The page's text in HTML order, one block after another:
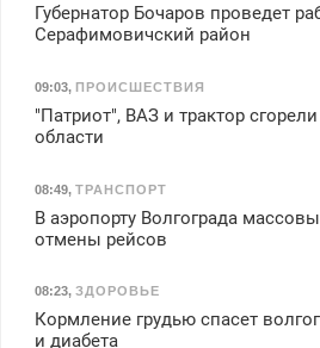
Губернатор Бочаров проведет
Серафимовичский район
09:03, ПРОИСШЕСТВИЯ
"Патриот", ВАЗ и трактор
области
08:49, ТРАНСПОРТ
В аэропорту Волгограда
отмены рейсов
08:23, ЗДОРОВЬЕ
Кормление грудью спасет
и диабета